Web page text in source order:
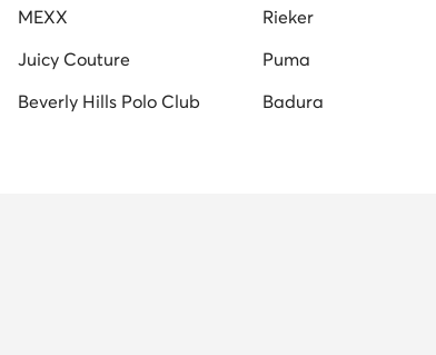
MEXX
Rieker
Juicy Couture
Puma
Beverly Hills Polo Club
Badura